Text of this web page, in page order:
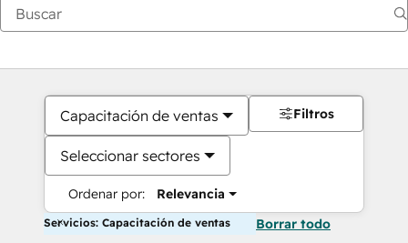
Capacitación de ventas
Seleccionar sectores
Ordenar por: Relevancia
Filtros
Servicios: Capacitación de ventas Borrar todo